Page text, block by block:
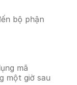
bộ phận
mã
một giờ sau